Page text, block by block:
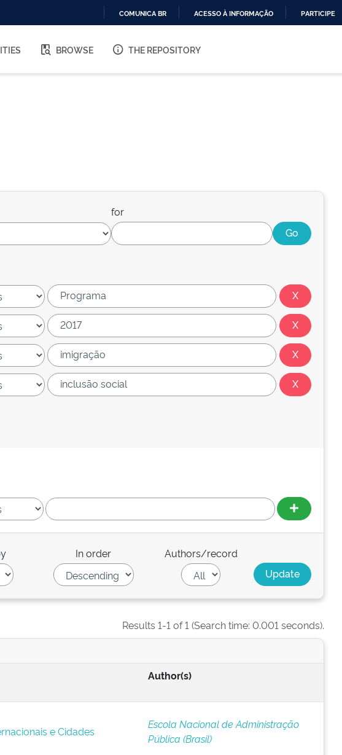
O
COMUNICA BR ACESSO À INFORMAÇÃO PARTICIPE
BROWSE THE REPOSITORY
for
In order Authors/record
Results 1-1 of 1 (Search time: 0.001 seconds).
Author(s)
e Cidades
Escola Nacional de Administração
Pública (Brasil)